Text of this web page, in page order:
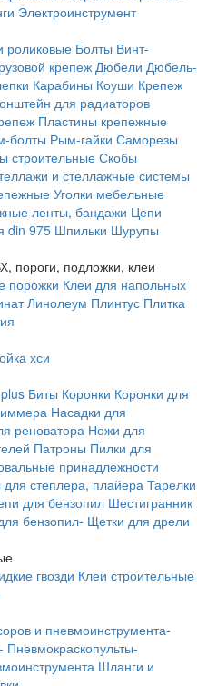
Электроинструмент
роликовые Болты Винт-
крепеж Дюбели Дюбель-
Карабины Коуши Крепеж
для радиаторов
Пластины крепежные
болты Рым-гайки Саморезы
строительные Скобы
и стеллажные системы
Уголки мебельные
ленты, бандажи Цепи
din 975 Шпильки Шурупы
пороги, подложки, клеи
порожки Клеи для напольных
Линолеум Плинтус Плитка
хси
Биты Коронки Коронки для
Насадки для
реноватора Ножи для
Патроны Пилки для
принадлежности
степлера, плайера Тарелки
для бензопил Шестигранник
бензопил- Щетки для дрели
гвозди Клеи строительные
и пневмоинструмента-
Пневмокраскопульты-
Шланги и